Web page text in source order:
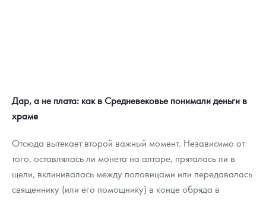
Дар, а не плата: как в Средневековье понимали деньги в
храме
Отсюда вытекает второй важный момент. Независимо от
того, оставлялась ли монета на алтаре, пряталась ли в
щели, вклинивалась между половицами или передавалась
священнику (или его помощнику) в конце обряда в